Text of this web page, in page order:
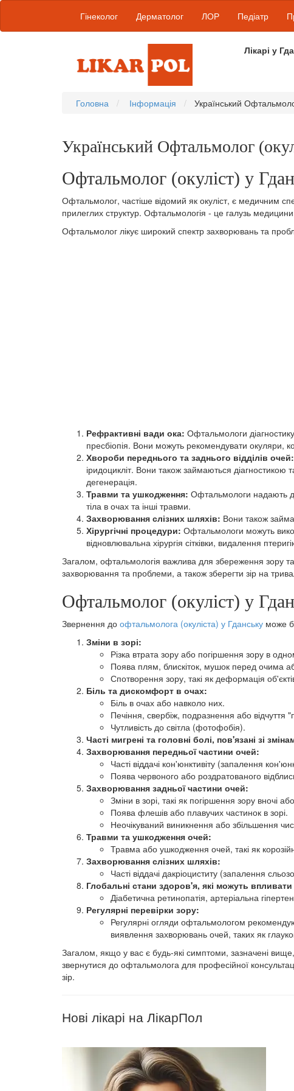
Гінеколог Дерматолог ЛОР Педіатр
Лікарі у
Головна Інформація Український
Український Офтальмолог
Офтальмолог (окуліст) у
Офтальмолог, частіше відомий як окуліст, є медичним
прилеглих структур. Офтальмологія - це галузь
Офтальмолог лікує широкий спектр захворювань та
Рефрактивні вади ока: Офтальмологи
пресбіопія. Вони можуть рекомендувати окуляри,
Хвороби переднього та заднього відділів очей:
іридоцикліт. Вони також займаються діагностикою
дегенерація.
Травми та ушкодження: Офтальмологи надають
тіла в очах та інші травми.
Захворювання слізних шляхів: Вони також
Хірургічні процедури: Офтальмологи можуть
відновлювальна хірургія сітківки, видалення
Загалом, офтальмологія важлива для збереження зору
захворювання та проблеми, а також зберегти зір на
Офтальмолог (окуліст) у
Звернення до офтальмолога (окуліста) у Гданську може
Зміни в зорі:
Різка втрата зору або погіршення зору в
Поява плям, блискіток, мушок перед очима
Спотворення зору, такі як деформація
Біль та дискомфорт в очах:
Біль в очах або навколо них.
Печіння, свербіж, подразнення або відчуття
Чутливість до світла (фотофобія).
Часті мигрені та головні болі, пов'язані зі
Захворювання передньої частини очей:
Часті віддачі кон'юнктивіту (запалення
Поява червоного або роздратованого
Захворювання задньої частини очей:
Зміни в зорі, такі як погіршення зору вночі
Поява флешів або плавучих частинок в зорі.
Неочікуваний виникнення або збільшення
Травми та ушкодження очей:
Травма або ушкодження очей, такі як
Захворювання слізних шляхів:
Часті віддачі дакріоциститу (запалення
Глобальні стани здоров'я, які можуть впливати
Діабетична ретинопатія, артеріальна
Регулярні перевірки зору:
Регулярні огляди офтальмологом
виявлення захворювань очей, таких як
Загалом, якщо у вас є будь-які симптоми, зазначені
звернутися до офтальмолога для професійної
зір.
Нові лікарі на ЛікарПол